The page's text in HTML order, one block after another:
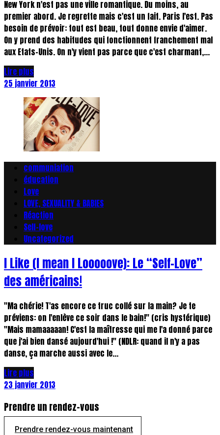
New York n'est pas une ville romantique. Du moins, au
premier abord. Je regrette mais c'est un fait. Paris l'est. Pas
besoin de prévoir: tout est beau, tout donne envie d'aimer.
On y prend des habitudes qui fonctionnent franchement mal
aux Etats-Unis. On n'y vient pas parce que c'est charmant,...
Lire plus
25 janvier 2013
communiation
éducation
Love
LOVE, SEXUALITY & BABIES
Réaction
Self-love
Uncategorized
I Like (I mean I Looooove): Le “Self-Love”
des américains!
"Ma chérie! T'as encore ce truc collé sur la main? Je te
préviens: on l'enlève ce soir dans le bain!" (cris hystérique)
"Mais mamaaaaan! C'est la maîtresse qui me l'a donné parce
que j'ai bien dansé aujourd'hui !" (NDLR: quand il n'y a pas
danse, ça marche aussi avec le...
Lire plus
23 janvier 2013
Prendre un rendez-vous
Prendre rendez-vous maintenant